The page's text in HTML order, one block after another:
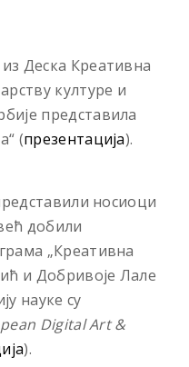
из Деска Креативна
културе и
представила
(презентација).
носиоци
добили
„Креативна
и Добривоје Лале
науке су
Digital Art &
).